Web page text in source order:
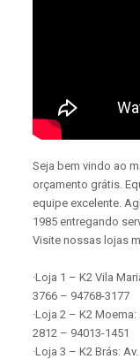
Seja bem vindo ao
orçamento grátis.
equipe excelente.
1985 entregando
Visite nossas lojas
·Loja 1 – K2 Vila
3766 – 94768-3177
·Loja 2 – K2
2812 – 94013-1451
·Loja 3 – K2 Brás: